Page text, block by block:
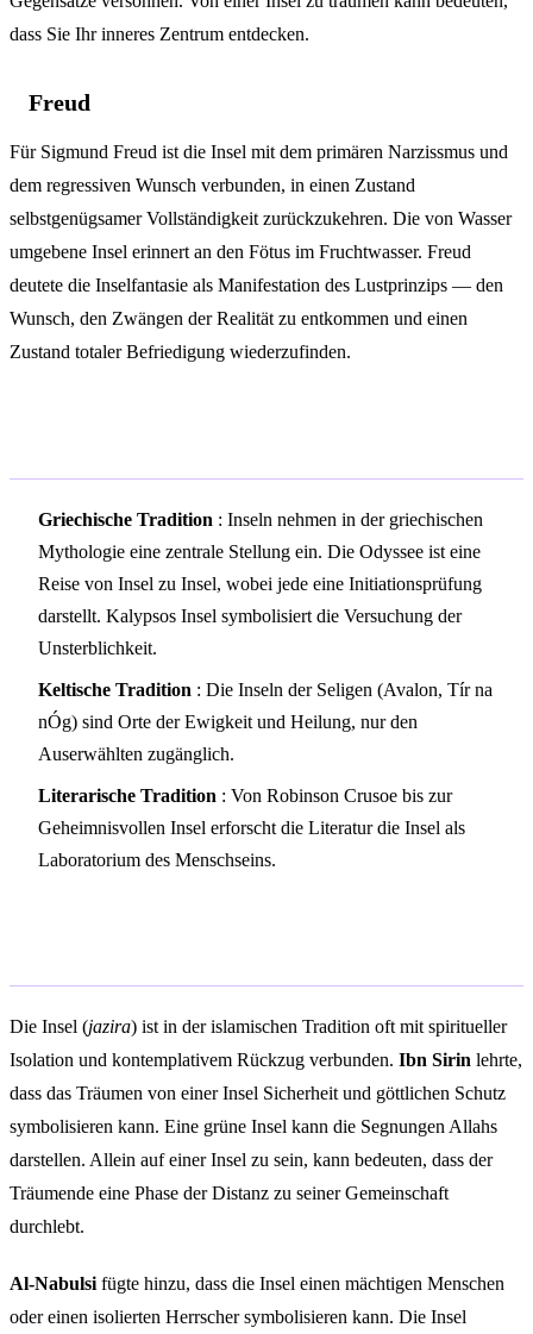
dass Sie Ihr inneres Zentrum entdecken.
Freud
Für Sigmund Freud ist die Insel mit dem primären Narzissmus und
dem regressiven Wunsch verbunden, in einen Zustand
selbstgenügsamer Vollständigkeit zurückzukehren. Die von Wasser
umgebene Insel erinnert an den Fötus im Fruchtwasser. Freud
deutete die Inselfantasie als Manifestation des Lustprinzips — den
Wunsch, den Zwängen der Realität zu entkommen und einen
Zustand totaler Befriedigung wiederzufinden.
Griechische Tradition : Inseln nehmen in der griechischen
Mythologie eine zentrale Stellung ein. Die Odyssee ist eine
Reise von Insel zu Insel, wobei jede eine Initiationsprüfung
darstellt. Kalypsos Insel symbolisiert die Versuchung der
Unsterblichkeit.
Keltische Tradition : Die Inseln der Seligen (Avalon, Tír na
nÓg) sind Orte der Ewigkeit und Heilung, nur den
Auserwählten zugänglich.
Literarische Tradition : Von Robinson Crusoe bis zur
Geheimnisvollen Insel erforscht die Literatur die Insel als
Laboratorium des Menschseins.
Die Insel (jazira) ist in der islamischen Tradition oft mit spiritueller
Isolation und kontemplativem Rückzug verbunden. Ibn Sirin lehrte,
dass das Träumen von einer Insel Sicherheit und göttlichen Schutz
symbolisieren kann. Eine grüne Insel kann die Segnungen Allahs
darstellen. Allein auf einer Insel zu sein, kann bedeuten, dass der
Träumende eine Phase der Distanz zu seiner Gemeinschaft
durchlebt.
Al-Nabulsi fügte hinzu, dass die Insel einen mächtigen Menschen
oder einen isolierten Herrscher symbolisieren kann. Die Insel